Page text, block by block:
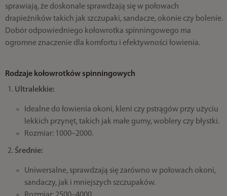
sprawiają, że doskonale sprawdzają się w połowach
drapieżników takich jak szczupaki, sandacze, okonie czy bolenie.
Dobór odpowiedniego kołowrotka spinningowego ma
ogromne znaczenie dla komfortu i efektywności łowienia.
Rodzaje kołowrotków spinningowych
Ultralekkie:
Idealne do łowienia okoni, kleni czy pstrągów przy użyciu
lekkich przynęt, takich jak małe gumy, woblery czy błystki.
Rozmiar: 1000–2000.
Średnie:
Uniwersalne, sprawdzają się zarówno w połowach okoni,
sandaczy, jak i mniejszych szczupaków.